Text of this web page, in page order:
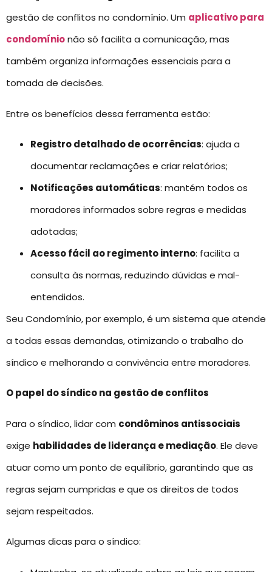
gestão de conflitos no condomínio. Um aplicativo para
condomínionão só facilita a comunicação, mas
também organiza informações essenciais para a
tomada de decisões.
Entre os benefícios dessa ferramenta estão:
Registro detalhado de ocorrências: ajuda a
documentar reclamações e criar relatórios;
Notificações automáticas: mantém todos os
moradores informados sobre regras e medidas
adotadas;
Acesso fácil ao regimento interno: facilita a
consulta às normas, reduzindo dúvidas e mal-
entendidos.
Seu Condomínio, por exemplo, é um sistema que atende
a todas essas demandas, otimizando o trabalho do
síndico e melhorando a convivência entre moradores.
O papel do síndico na gestão de conflitos
Para o síndico, lidar com condôminos antissociais
exige habilidades de liderança e mediação. Ele deve
atuar como um ponto de equilíbrio, garantindo que as
regras sejam cumpridas e que os direitos de todos
sejam respeitados.
Algumas dicas para o síndico: